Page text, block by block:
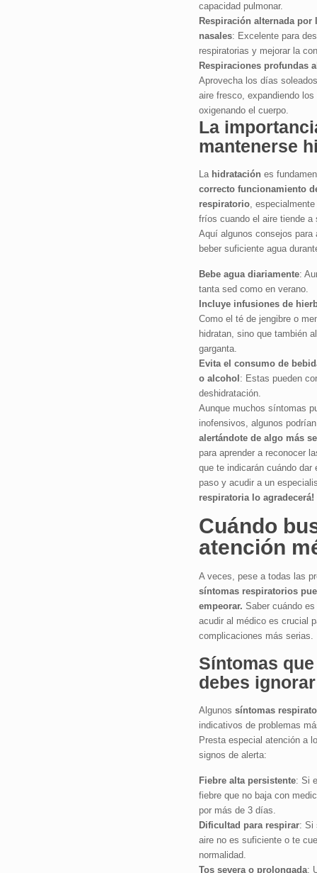
capacidad pulmonar.
Respiración alternada por
nasales: Excelente para
respiratorias y mejorar la
Respiraciones profundas
Aprovecha los días
aire fresco, expandiendo los
oxigenando el cuerpo.
La
mantenerse
Lahidratación es
correcto funcionamiento
respiratorio,
fríos cuando el aire tiende a
Aquí algunos consejos para
beber suficiente agua
Bebe agua diariamente:
tanta sed como en verano.
Incluye infusiones de
Como el té de jengibre o
hidratan, sino que también
garganta.
Evita el consumo de
o alcohol : Estas pueden
deshidratación.
Aunque muchos síntomas
inofensivos, algunos
alertándote de algo más
para aprender a reconocer
que te indicarán cuándo dar
paso y acudir a un
respiratoria lo agradecerá!
Cuándo
atención
A veces, pese a todas las
síntomas respiratorios
empeorar. Saber cuándo
acudir al médico es crucial
complicaciones más serias.
Síntomas
debes ignorar
Algunos síntomas
indicativos de problemas
Presta especial atención a
signos de alerta:
Fiebre alta persistente: Si
fiebre que no baja con
por más de 3 días.
Dificultad para respirar: Si
aire no es suficiente o te
normalidad.
Tos severa o prolongada: